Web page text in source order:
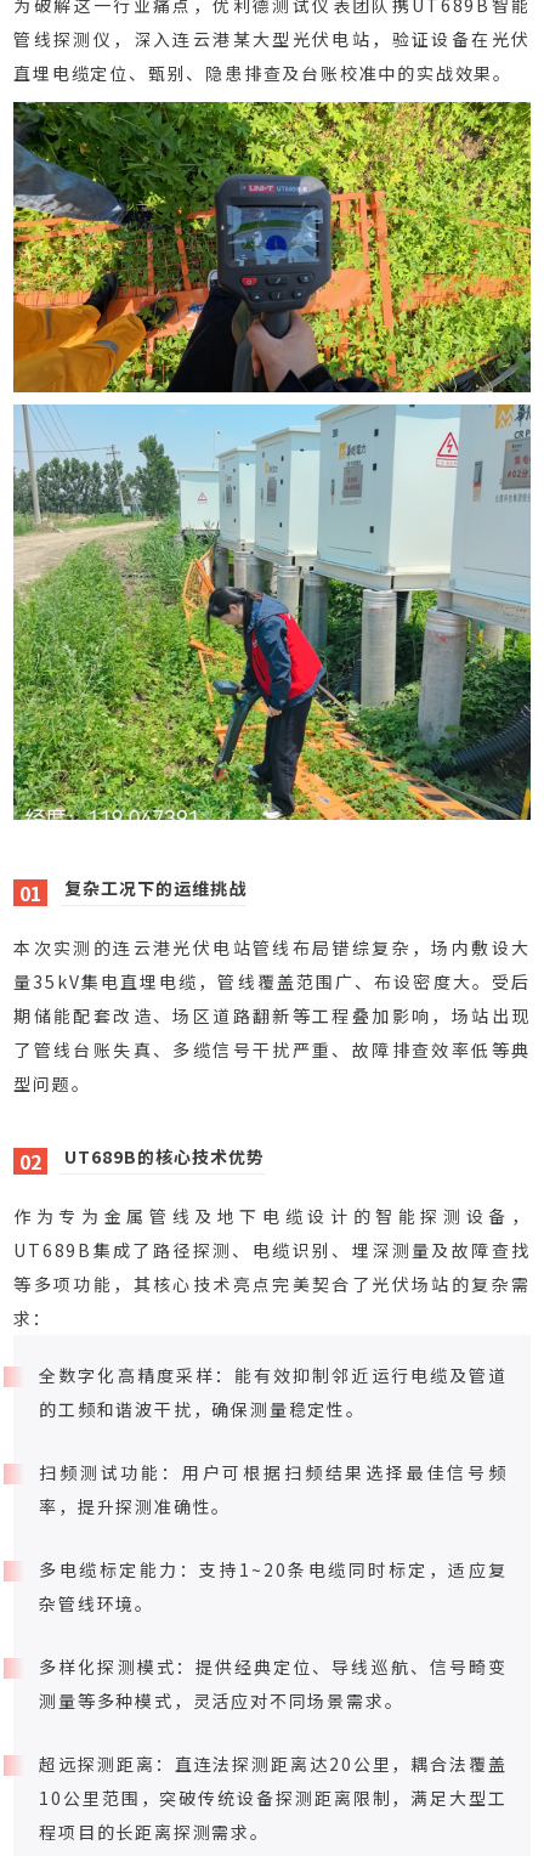
管线探测仪，深入连云港某大型光伏电站，验证设备在光伏
直埋电缆定位、甄别、隐患排查及台账校准中的实战效果。
01 复杂工况下的运维挑战
本次实测的连云港光伏电站管线布局错综复杂，场内敷设大
量35kV集电直埋电缆，管线覆盖范围广、布设密度大。受后
期储能配套改造、场区道路翻新等工程叠加影响，场站出现
了管线台账失真、多缆信号干扰严重、故障排查效率低等典
型问题。
02 UT689B的核心技术优势
作为专为金属管线及地下电缆设计的智能探测设备，
UT689B集成了路径探测、电缆识别、埋深测量及故障查找
等多项功能，其核心技术亮点完美契合了光伏场站的复杂需
求：
全数字化高精度采样：能有效抑制邻近运行电缆及管道
的工频和谐波干扰，确保测量稳定性。
扫频测试功能：用户可根据扫频结果选择最佳信号频
率，提升探测准确性。
多电缆标定能力：支持1~20条电缆同时标定，适应复
杂管线环境。
多样化探测模式：提供经典定位、导线巡航、信号畸变
测量等多种模式，灵活应对不同场景需求。
超远探测距离：直连法探测距离达20公里，耦合法覆盖
10公里范围，突破传统设备探测距离限制，满足大型工
程项目的长距离探测需求。